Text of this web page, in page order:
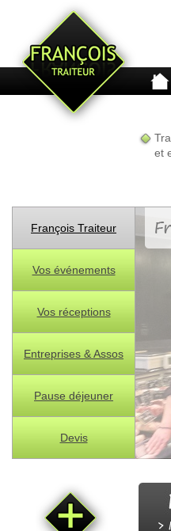
et
François Traiteur
Vos événements
Vos réceptions
Entreprises & Assos
Pause déjeuner
Devis